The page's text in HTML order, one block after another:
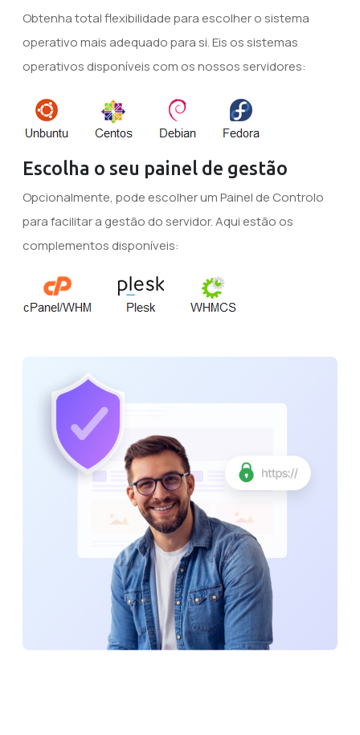
Obtenha total flexibilidade para escolher o sistema
operativo mais adequado para si. Eis os sistemas
operativos disponíveis com os nossos servidores:
Escolha o seu painel de gestão
Opcionalmente, pode escolher um Painel de Controlo
para facilitar a gestão do servidor. Aqui estão os
complementos disponíveis: